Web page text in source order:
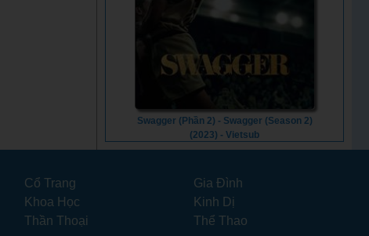
Swagger (Phần 2) - Swagger (Season 2)
(2023) - Vietsub
Cổ Trang
Gia Đình
Khoa Học
Kinh Dị
Thần Thoại
Thể Thao